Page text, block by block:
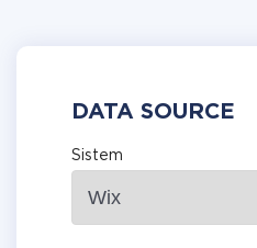
DATA SOURCE
Sistem